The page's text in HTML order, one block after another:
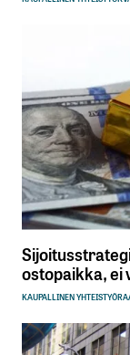
ostopaikka, ei
KAUPALLINEN YHTEISTYÖ